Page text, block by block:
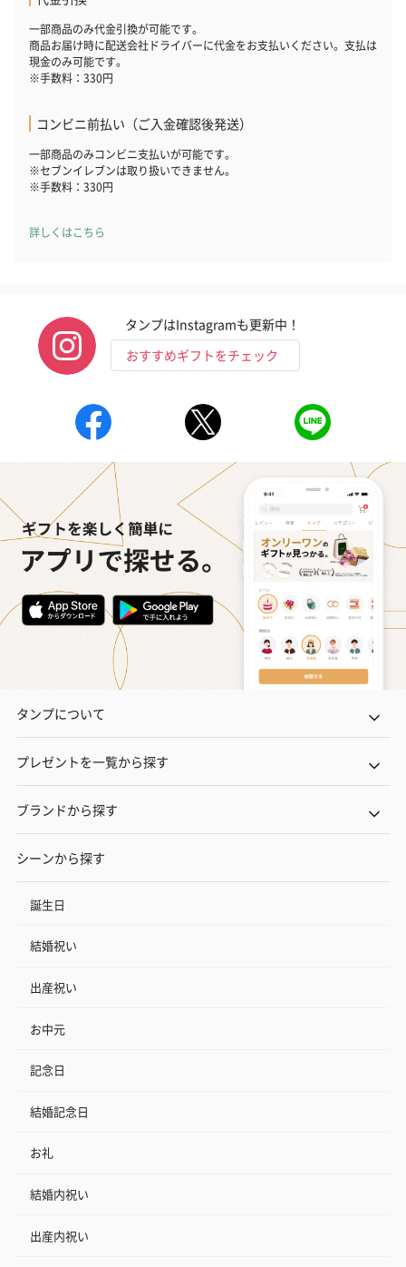
一部商品のみ代金引換が可能です。
商品お届け時に配送会社ドライバーに代金をお支払いください。支払は
現金のみ可能です。
※手数料：330円
コンビニ前払い（ご入金確認後発送）
一部商品のみコンビニ支払いが可能です。
※セブンイレブンは取り扱いできません。
※手数料：330円
詳しくはこちら
タンプはInstagramも更新中！
おすすめギフトをチェック
タンプについて
プレゼントを一覧から探す
ブランドから探す
シーンから探す
誕生日
結婚祝い
出産祝い
お中元
記念日
結婚記念日
お礼
結婚内祝い
出産内祝い